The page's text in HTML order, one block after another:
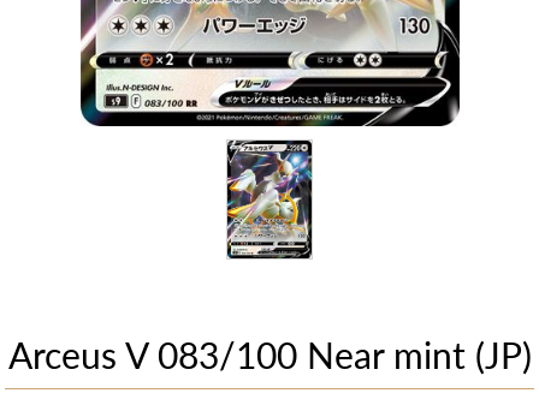
Arceus V 083/100 Near mint (JP)